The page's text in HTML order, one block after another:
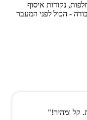
נקודות איסוף
- הכול לפני המעבר
קל ומהיר!"